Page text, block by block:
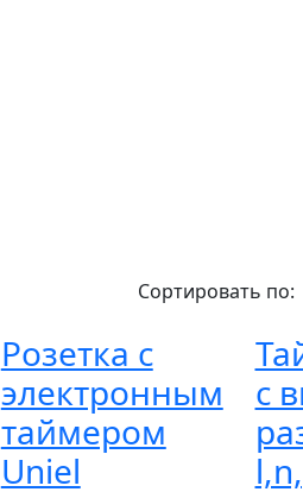
Сортировать по:
Розетка с
электронным
таймером
Uniel
с